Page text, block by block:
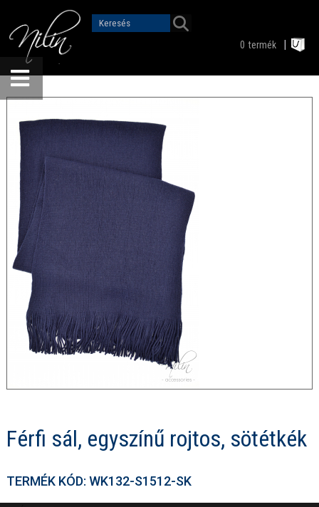
0 termék
Férfi sál, egyszínű rojtos, sötétkék
TERMÉK KÓD: WK132-S1512-SK